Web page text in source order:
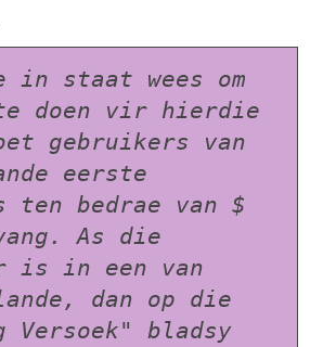
in staat wees om
te doen vir hierdie
gebruikers van
eerste
ten bedrae van $
As die
is in een van
dan op die
Versoek" bladsy